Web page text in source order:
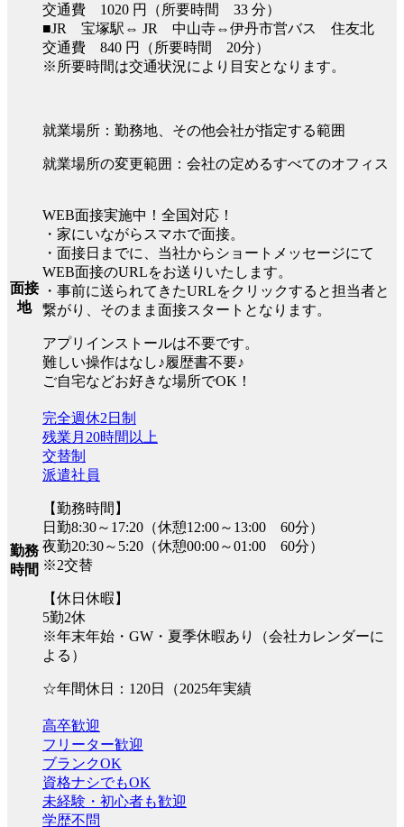
交通費 1020 円（所要時間 33 分）
■JR 宝塚駅⇔ JR 中山寺⇔伊丹市営バス 住友北
交通費 840 円（所要時間 20分）
※所要時間は交通状況により目安となります。
就業場所：勤務地、その他会社が指定する範囲
就業場所の変更範囲：会社の定めるすべてのオフィス
面接
地
WEB面接実施中！全国対応！
・家にいながらスマホで面接。
・面接日までに、当社からショートメッセージにて
WEB面接のURLをお送りいたします。
・事前に送られてきたURLをクリックすると担当者と
繋がり、そのまま面接スタートとなります。
アプリインストールは不要です。
難しい操作はなし♪履歴書不要♪
ご自宅などお好きな場所でOK！
勤務
時間
完全週休2日制
残業月20時間以上
交替制
派遣社員
【勤務時間】
日勤8:30～17:20（休憩12:00～13:00 60分）
夜勤20:30～5:20（休憩00:00～01:00 60分）
※2交替
【休日休暇】
5勤2休
※年末年始・GW・夏季休暇あり（会社カレンダーに
よる）
☆年間休日：120日（2025年実績
高卒歓迎
フリーター歓迎
ブランクOK
資格ナシでもOK
未経験・初心者も歓迎
学歴不問